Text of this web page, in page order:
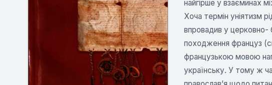
найгірше у взаєминах
Хоча термін уніятизм
впровадив у церковно-
походження француз
французькою мовою
українську. У тому ж